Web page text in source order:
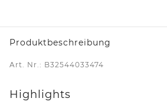
Produktbeschreibung
Art. Nr.: B32544033474
Highlights